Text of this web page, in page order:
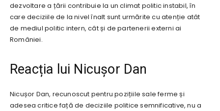
dezvoltare a țării contribuie la un climat politic instabil, în
care deciziile de la nivel înalt sunt urmărite cu atenție atât
de mediul politic intern, cât și de partenerii externi ai
României.
Reacția lui Nicușor Dan
Nicușor Dan, recunoscut pentru pozițiile sale ferme și
adesea critice față de deciziile politice semnificative, nu a